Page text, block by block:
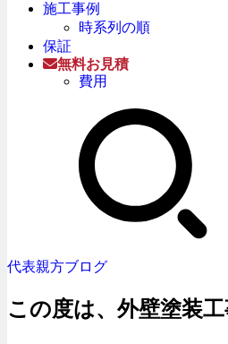
施工事例
時系列の順
保証
無料お見積
費用
代表親方ブログ
この度は、外壁塗装